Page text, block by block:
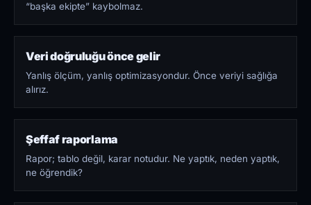
“başka ekipte” kaybolmaz.
Veri doğruluğu önce gelir
Yanlış ölçüm, yanlış optimizasyondur. Önce veriyi sağlığa
alırız.
Şeffaf raporlama
Rapor; tablo değil, karar notudur. Ne yaptık, neden yaptık,
ne öğrendik?